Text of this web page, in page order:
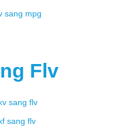
sang mpg
Flv
sang flv
sang flv